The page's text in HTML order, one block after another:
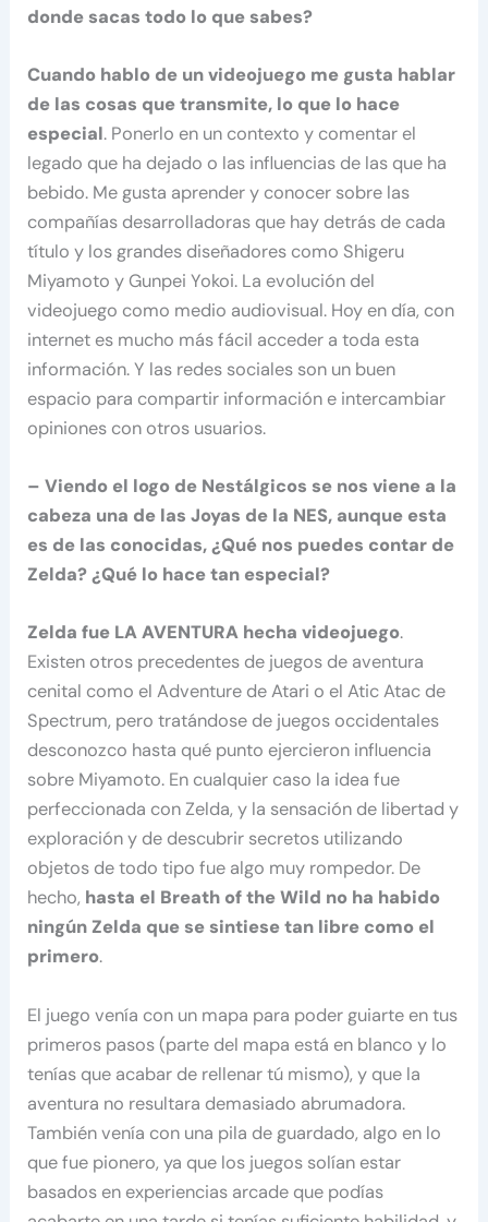
donde sacas todo lo que sabes?
Cuando hablo de un videojuego me gusta hablar
de las cosas que transmite, lo que lo hace
especial. Ponerlo en un contexto y comentar el
legado que ha dejado o las influencias de las que ha
bebido. Me gusta aprender y conocer sobre las
compañías desarrolladoras que hay detrás de cada
título y los grandes diseñadores como Shigeru
Miyamoto y Gunpei Yokoi. La evolución del
videojuego como medio audiovisual. Hoy en día, con
internet es mucho más fácil acceder a toda esta
información. Y las redes sociales son un buen
espacio para compartir información e intercambiar
opiniones con otros usuarios.
– Viendo el logo de Nestálgicos se nos viene a la
cabeza una de las Joyas de la NES, aunque esta
es de las conocidas, ¿Qué nos puedes contar de
Zelda? ¿Qué lo hace tan especial?
Zelda fue LA AVENTURA hecha videojuego.
Existen otros precedentes de juegos de aventura
cenital como el Adventure de Atari o el Atic Atac de
Spectrum, pero tratándose de juegos occidentales
desconozco hasta qué punto ejercieron influencia
sobre Miyamoto. En cualquier caso la idea fue
perfeccionada con Zelda, y la sensación de libertad y
exploración y de descubrir secretos utilizando
objetos de todo tipo fue algo muy rompedor. De
hecho, hasta el Breath of the Wild no ha habido
ningún Zelda que se sintiese tan libre como el
primero.
El juego venía con un mapa para poder guiarte en tus
primeros pasos (parte del mapa está en blanco y lo
tenías que acabar de rellenar tú mismo), y que la
aventura no resultara demasiado abrumadora.
También venía con una pila de guardado, algo en lo
que fue pionero, ya que los juegos solían estar
basados en experiencias arcade que podías